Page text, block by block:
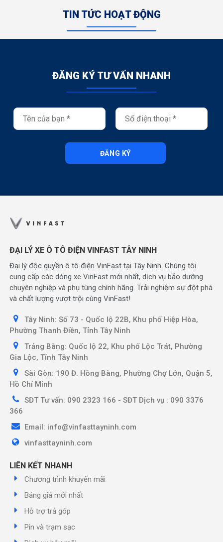
TIN TỨC HOẠT ĐỘNG
ĐĂNG KÝ TƯ VẤN NHANH
ĐĂNG KÝ
ĐẠI LÝ XE Ô TÔ ĐIỆN VINFAST TÂY NINH
Đại lý độc quyền ô tô điện VinFast tại Tây Ninh. Chúng tôi
cung cấp các dòng xe VinFast mới nhất, dịch vụ bảo dưỡng
chuyên nghiệp và phụ tùng chính hãng. Trải nghiệm sự đột phá
và chất lượng vượt trội cùng VinFast!
Tây Ninh: Số 73 - Quốc lộ 22B, Khu phố Hiệp Hòa,
Phường Thanh Điền, Tỉnh Tây Ninh
Trảng Bàng: Quốc lộ 22, Khu phố Lộc Trát, Phường
Gia Lộc, Tỉnh Tây Ninh
Sài Gòn: 190 Đ. Hồng Bàng, Phường Chợ Lớn, Quận 5,
Hồ Chí Minh
SĐT Tư vấn: 090 2323 166 - SĐT Dịch vụ : 090 3376
366
Email: info@vinfasttayninh.com
vinfasttayninh.com
LIÊN KẾT NHANH
Chương trình khuyến mãi
Bảng giá mới nhất
Hỗ trợ trả góp
Pin và trạm sạc